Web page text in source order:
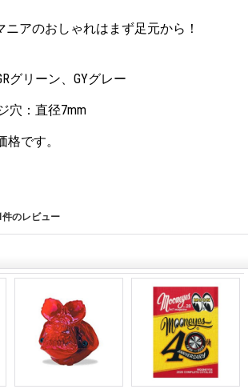
ニアのおしゃれはまず足元から！
グリーン、GYグレー
穴：直径7mm
格です。
件のレビュー